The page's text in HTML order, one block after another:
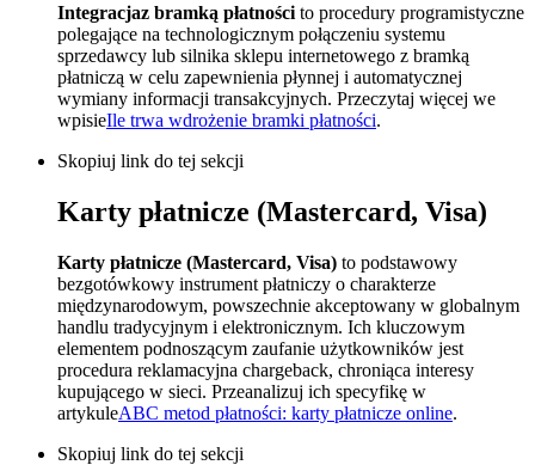
Integracjaz bramką płatności to procedury programistyczne
polegające na technologicznym połączeniu systemu
sprzedawcy lub silnika sklepu internetowego z bramką
płatniczą w celu zapewnienia płynnej i automatycznej
wymiany informacji transakcyjnych. Przeczytaj więcej we
wpisieIle trwa wdrożenie bramki płatności.
Skopiuj link do tej sekcji
Karty płatnicze (Mastercard, Visa)
Karty płatnicze (Mastercard, Visa) to podstawowy
bezgotówkowy instrument płatniczy o charakterze
międzynarodowym, powszechnie akceptowany w globalnym
handlu tradycyjnym i elektronicznym. Ich kluczowym
elementem podnoszącym zaufanie użytkowników jest
procedura reklamacyjna chargeback, chroniąca interesy
kupującego w sieci. Przeanalizuj ich specyfikę w
artykuleABC metod płatności: karty płatnicze online.
Skopiuj link do tej sekcji